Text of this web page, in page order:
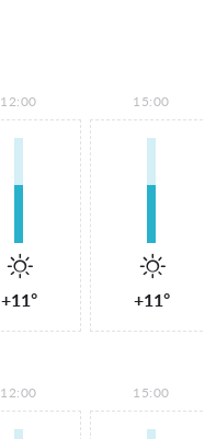
12:00
+11°
15:00
+11°
12:00 15:00